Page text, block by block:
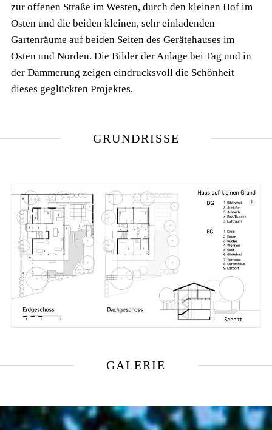
zur offenen Straße im Westen, durch den kleinen Hof im
Osten und die beiden kleinen, sehr einladenden
Gartenräume auf beiden Seiten des Gerätehauses im
Osten und Norden. Die Bilder der Anlage bei Tag und in
der Dämmerung zeigen eindrucksvoll die Schönheit
dieses geglückten Projektes.
GRUNDRISSE
GALERIE